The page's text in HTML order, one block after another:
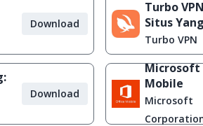
Download
Turbo
Situs Yang
Diblokir
Turbo VPN
Download
Microsoft
Mobile
Microsoft